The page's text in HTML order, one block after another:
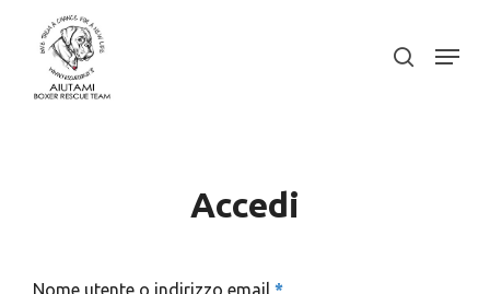
content
search
Menu
Accedi
Nome utente o indirizzo email *Richiesto
Close